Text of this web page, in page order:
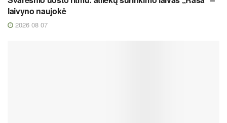
laivyno naujokė
2026 08 07